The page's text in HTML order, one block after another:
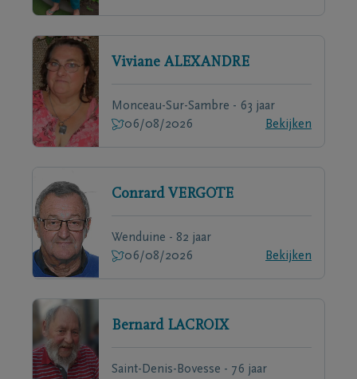
Viviane ALEXANDRE
Monceau-Sur-Sambre - 63 jaar
06/08/2026
Bekijken
Conrard VERGOTE
Wenduine - 82 jaar
06/08/2026
Bekijken
Bernard LACROIX
Saint-Denis-Bovesse - 76 jaar